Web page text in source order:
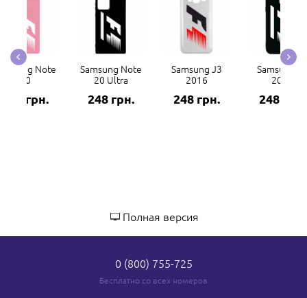
Note
20
248 грн.
Samsung Note
20 Ultra
248 грн.
Samsung J3
2016
248 грн.
Samsung J3
2017
248 грн.
Полная версия
0 (800) 755-725
Бесплатно со всех номеров